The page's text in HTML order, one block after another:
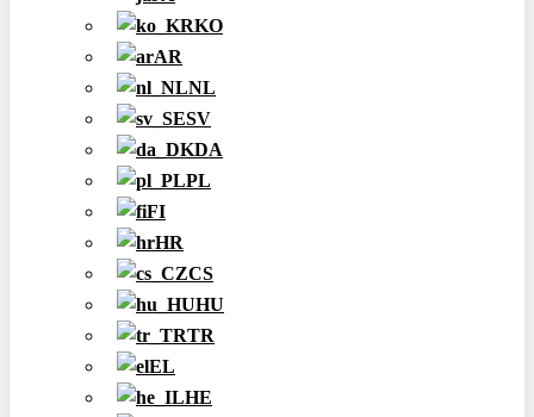
KO
AR
NL
SV
DA
PL
FI
HR
CS
HU
TR
EL
HE